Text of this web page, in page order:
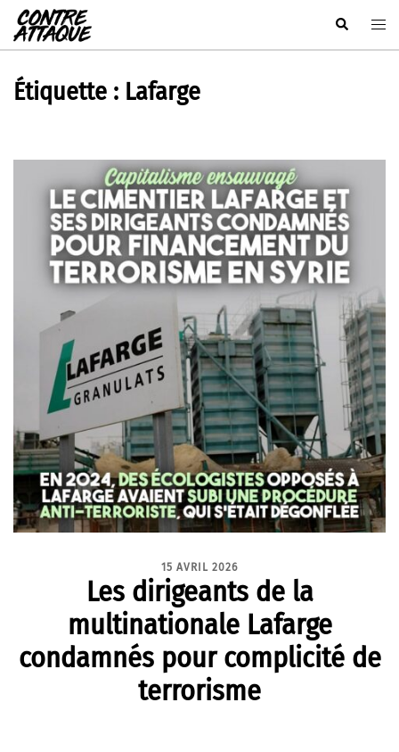
Aller
au
contenu
Rechercher
Étiquette : Lafarge
15 AVRIL 2026
Les dirigeants de la
multinationale Lafarge
condamnés pour complicité de
terrorisme